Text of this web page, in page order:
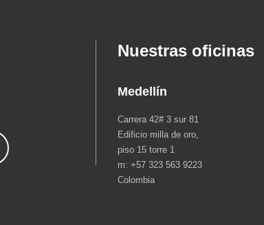
Nuestras oficinas
Medellín
Carrera 42# 3 sur 81
Edificio milla de oro,
piso 15 torre 1
m: +57 323 563 9223
Colombia